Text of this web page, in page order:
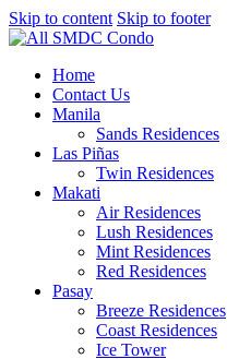
Skip to content Skip to footer
Home
Contact Us
Manila
Sands Residences
Las Piñas
Twin Residences
Makati
Air Residences
Lush Residences
Mint Residences
Red Residences
Pasay
Breeze Residences
Coast Residences
Ice Tower